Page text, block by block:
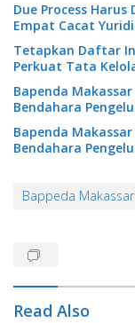
Due Process
Empat Cacat
Tetapkan Daftar
Perkuat Tata
Bapenda
Bendahara
Bapenda
Bendahara
Bappeda Makassar
Read Also